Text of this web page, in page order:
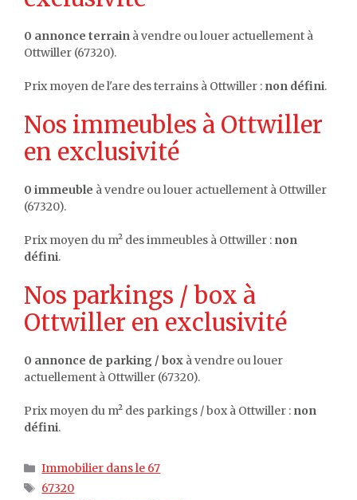
0 annonce terrain à vendre ou louer actuellement à
Ottwiller (67320).
Prix moyen de l'are des terrains à Ottwiller : non défini.
Nos immeubles à Ottwiller
en exclusivité
0 immeuble à vendre ou louer actuellement à Ottwiller
(67320).
Prix moyen du m² des immeubles à Ottwiller : non
défini.
Nos parkings / box à
Ottwiller en exclusivité
0 annonce de parking / box à vendre ou louer
actuellement à Ottwiller (67320).
Prix moyen du m² des parkings / box à Ottwiller : non
défini.
Catégories
Immobilier dans le 67
Étiquettes
67320